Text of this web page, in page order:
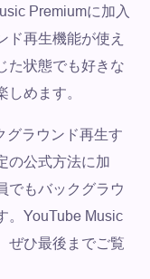
Premiumに加入
ド再生機能が使え
た状態でも好きな
めます。
グラウンド再生す
の公式方法に加
でもバックグラウ
。YouTube Music
ぜひ最後までご覧